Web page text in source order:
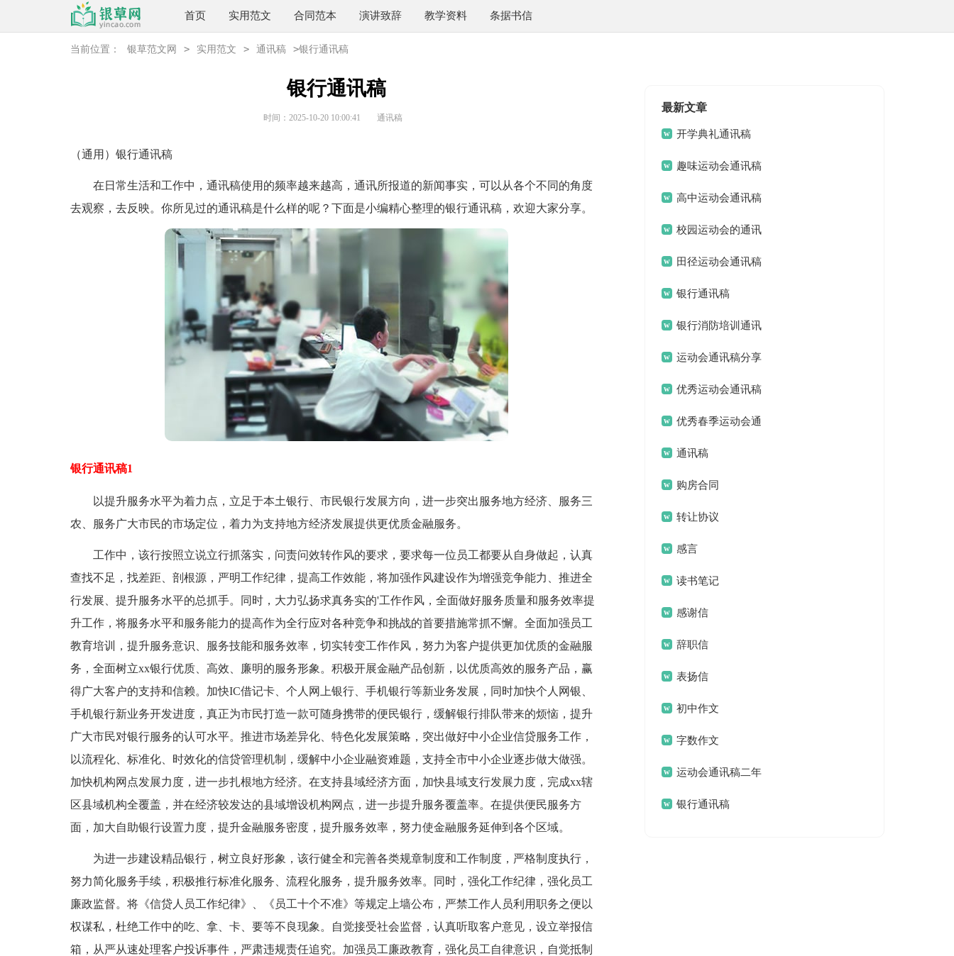
首页 实用范文 合同范本 演讲致辞 教学资料 条据书信
当前位置： 银草范文网 > 实用范文 > 通讯稿 >银行通讯稿
银行通讯稿
时间：2025-10-20 10:00:41 通讯稿
（通用）银行通讯稿
在日常生活和工作中，通讯稿使用的频率越来越高，通讯所报道的新闻事实，可以从各个不同的角度
去观察，去反映。你所见过的通讯稿是什么样的呢？下面是小编精心整理的银行通讯稿，欢迎大家分享。
银行通讯稿1
以提升服务水平为着力点，立足于本土银行、市民银行发展方向，进一步突出服务地方经济、服务三
农、服务广大市民的市场定位，着力为支持地方经济发展提供更优质金融服务。
工作中，该行按照立说立行抓落实，问责问效转作风的要求，要求每一位员工都要从自身做起，认真
查找不足，找差距、剖根源，严明工作纪律，提高工作效能，将加强作风建设作为增强竞争能力、推进全
行发展、提升服务水平的总抓手。同时，大力弘扬求真务实的'工作作风，全面做好服务质量和服务效率提
升工作，将服务水平和服务能力的提高作为全行应对各种竞争和挑战的首要措施常抓不懈。全面加强员工
教育培训，提升服务意识、服务技能和服务效率，切实转变工作作风，努力为客户提供更加优质的金融服
务，全面树立xx银行优质、高效、廉明的服务形象。积极开展金融产品创新，以优质高效的服务产品，赢
得广大客户的支持和信赖。加快IC借记卡、个人网上银行、手机银行等新业务发展，同时加快个人网银、
手机银行新业务开发进度，真正为市民打造一款可随身携带的便民银行，缓解银行排队带来的烦恼，提升
广大市民对银行服务的认可水平。推进市场差异化、特色化发展策略，突出做好中小企业信贷服务工作，
以流程化、标准化、时效化的信贷管理机制，缓解中小企业融资难题，支持全市中小企业逐步做大做强。
加快机构网点发展力度，进一步扎根地方经济。在支持县域经济方面，加快县域支行发展力度，完成xx辖
区县域机构全覆盖，并在经济较发达的县域增设机构网点，进一步提升服务覆盖率。在提供便民服务方
面，加大自助银行设置力度，提升金融服务密度，提升服务效率，努力使金融服务延伸到各个区域。
为进一步建设精品银行，树立良好形象，该行健全和完善各类规章制度和工作制度，严格制度执行，
努力简化服务手续，积极推行标准化服务、流程化服务，提升服务效率。同时，强化工作纪律，强化员工
廉政监督。将《信贷人员工作纪律》、《员工十个不准》等规定上墙公布，严禁工作人员利用职务之便以
权谋私，杜绝工作中的吃、拿、卡、要等不良现象。自觉接受社会监督，认真听取客户意见，设立举报信
箱，从严从速处理客户投诉事件，严肃违规责任追究。加强员工廉政教育，强化员工自律意识，自觉抵制
最新文章
开学典礼通讯稿
趣味运动会通讯稿
高中运动会通讯稿
校园运动会的通讯
稿 田径运动会通讯稿
银行通讯稿
银行消防培训通讯
稿 运动会通讯稿分享
优秀运动会通讯稿
优秀春季运动会通
讯稿通讯稿
购房合同
转让协议
感言
读书笔记
感谢信
辞职信
表扬信
初中作文
字数作文
运动会通讯稿二年
级 银行通讯稿